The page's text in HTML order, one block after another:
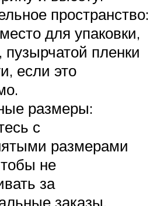
пространство:
для упаковки,
пленки
если это
размеры:
с
размерами
не
за
заказы.